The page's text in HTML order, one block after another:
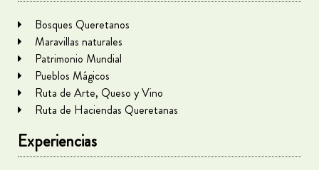
Bosques Queretanos
Maravillas naturales
Patrimonio Mundial
Pueblos Mágicos
Ruta de Arte, Queso y Vino
Ruta de Haciendas Queretanas
Experiencias